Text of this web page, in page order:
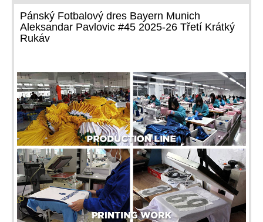
Pánský Fotbalový dres Bayern Munich
Aleksandar Pavlovic #45 2025-26 Třetí Krátký
Rukáv